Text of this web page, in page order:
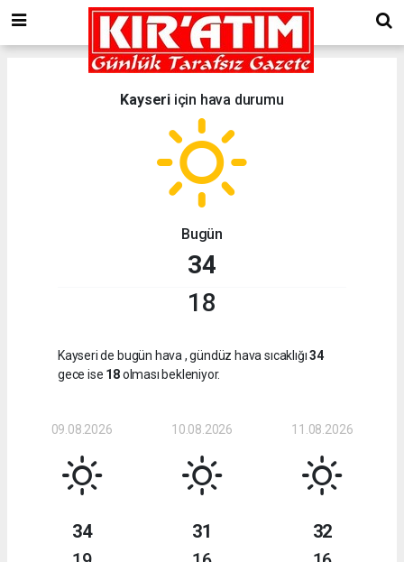
Kayseriiçin hava durumu
Bugün
34
18
Kayseri de bugün hava , gündüz hava sıcaklığı34
gece ise 18olması bekleniyor.
09.08.2026
34
10.08.2026
31
11.08.2026
32